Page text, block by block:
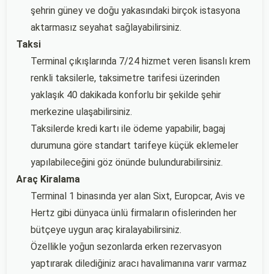
şehrin güney ve doğu yakasındaki birçok istasyona
aktarmasız seyahat sağlayabilirsiniz.
Taksi
Terminal çıkışlarında 7/24 hizmet veren lisanslı krem
renkli taksilerle, taksimetre tarifesi üzerinden
yaklaşık 40 dakikada konforlu bir şekilde şehir
merkezine ulaşabilirsiniz.
Taksilerde kredi kartı ile ödeme yapabilir, bagaj
durumuna göre standart tarifeye küçük eklemeler
yapılabileceğini göz önünde bulundurabilirsiniz.
Araç Kiralama
Terminal 1 binasında yer alan Sixt, Europcar, Avis ve
Hertz gibi dünyaca ünlü firmaların ofislerinden her
bütçeye uygun araç kiralayabilirsiniz.
Özellikle yoğun sezonlarda erken rezervasyon
yaptırarak dilediğiniz aracı havalimanına varır varmaz